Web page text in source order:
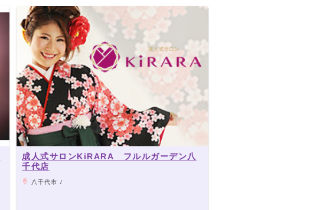
成人式サロンKiRARA フルルガーデン八
千代店
八千代市 /